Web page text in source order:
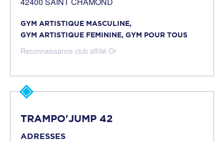
GYM ARTISTIQUE MASCULINE,
GYM ARTISTIQUE FEMININE, GYM POUR TOUS
Reconnaissance club affilié Or
TRAMPO'JUMP 42
ADRESSES